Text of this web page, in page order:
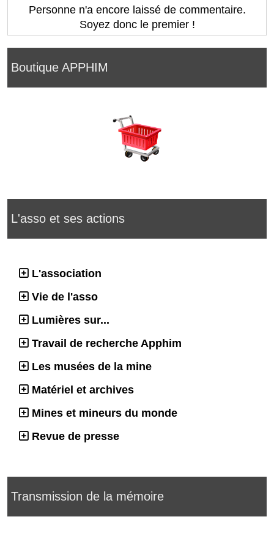
Boutique APPHIM
L'asso et ses actions
L'association
Vie de l'asso
Lumières sur...
Travail de recherche Apphim
Les musées de la mine
Matériel et archives
Mines et mineurs du monde
Revue de presse
Transmission de la mémoire
Personne n'a encore laissé de commentaire.
Soyez donc le premier !